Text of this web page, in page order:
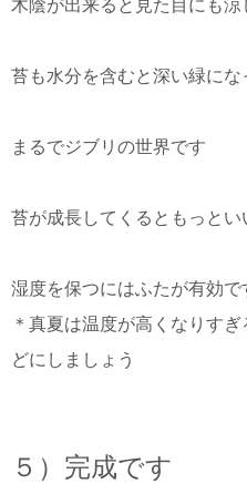
木陰が出来ると見た目にも涼
苔も水分を含むと深い緑にな
まるでジブリの世界です
苔が成長してくるともっとい
湿度を保つにはふたが有効で
＊真夏は温度が高くなりす
どにしましょう
５）完成です